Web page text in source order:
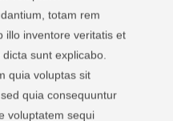
totam rem
illo inventore veritatis et
sunt explicabo.
quia voluptas sit
quia consequuntur
voluptatem sequi